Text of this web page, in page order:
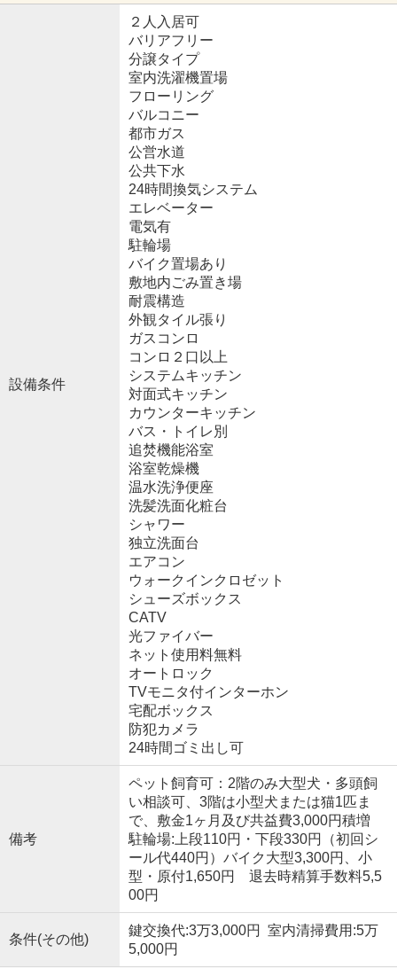
設備条件
２人入居可
バリアフリー
分譲タイプ
室内洗濯機置場
フローリング
バルコニー
都市ガス
公営水道
公共下水
24時間換気システム
エレベーター
電気有
駐輪場
バイク置場あり
敷地内ごみ置き場
耐震構造
外観タイル張り
ガスコンロ
コンロ２口以上
システムキッチン
対面式キッチン
カウンターキッチン
バス・トイレ別
追焚機能浴室
浴室乾燥機
温水洗浄便座
洗髪洗面化粧台
シャワー
独立洗面台
エアコン
ウォークインクロゼット
シューズボックス
CATV
光ファイバー
ネット使用料無料
オートロック
TVモニタ付インターホン
宅配ボックス
防犯カメラ
24時間ゴミ出し可
備考
ペット飼育可：2階のみ大型犬・多頭飼
い相談可、3階は小型犬または猫1匹ま
で、敷金1ヶ月及び共益費3,000円積増
駐輪場:上段110円・下段330円（初回シ
ール代440円）バイク大型3,300円、小
型・原付1,650円 退去時精算手数料5,5
00円
条件(その他)
鍵交換代:3万3,000円 室内清掃費用:5万
5,000円